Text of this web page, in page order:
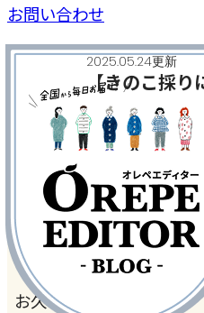
お問い合わせ
2025.05.24更新
【きのこ採り
家事・家電・暮らしの
#カルチャー#全国おいし
お久しぶりです…！